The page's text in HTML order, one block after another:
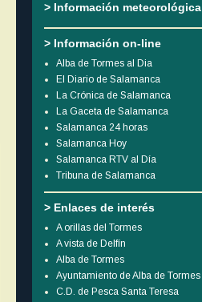
> Información meteorológica
> Información on-line
Alba de Tormes al Dia
El Diario de Salamanca
La Crónica de Salamanca
La Gaceta de Salamanca
Salamanca 24 horas
Salamanca Hoy
Salamanca RTV al Día
Tribuna de Salamanca
> Enlaces de interés
A orillas del Tormes
A vista de Delfín
Alba de Tormes
Ayuntamiento de Alba de Tormes
C.D. de Pesca Santa Teresa